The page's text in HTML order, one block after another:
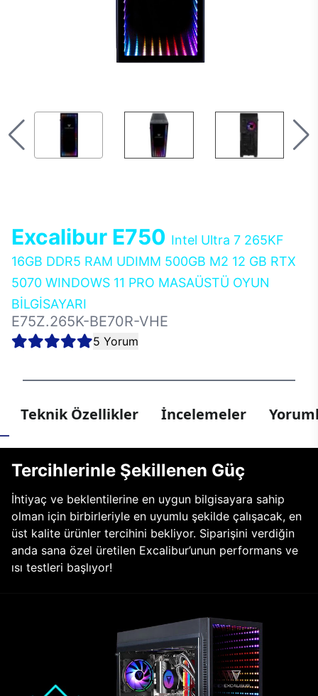
Excalibur E750 Intel Ultra 7 265KF
16GB DDR5 RAM UDIMM 500GB M2 12 GB RTX
5070 WINDOWS 11 PRO MASAÜSTÜ OYUN
BİLGİSAYARI
E75Z.265K-BE70R-VHE
5 Yorum
Teknik Özellikler İncelemeler
Tercihlerinle Şekillenen Güç
İhtiyaç ve beklentilerine en uygun bilgisayara sahip
olman için birbirleriyle en uyumlu şekilde çalışacak, en
üst kalite ürünler tercihini bekliyor. Siparişini verdiğin
anda sana özel üretilen Excalibur’unun performans ve
ısı testleri başlıyor!